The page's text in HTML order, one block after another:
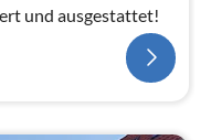
und ausgestattet!